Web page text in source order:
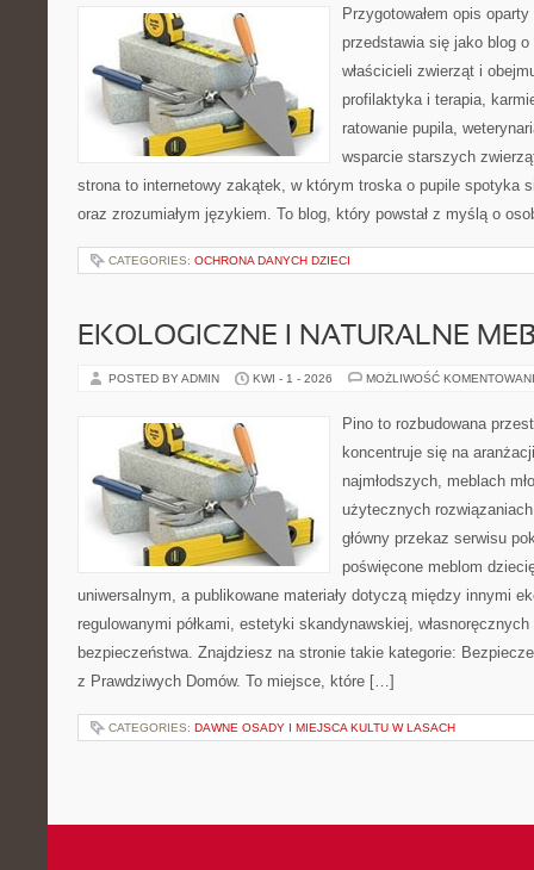
Przygotowałem opis
przedstawia się jako blog
właścicieli zwierząt i
profilaktyka i terapia,
ratowanie pupila,
wsparcie starszych
strona to internetowy zakątek, w którym troska o pupile spotyka
oraz zrozumiałym językiem. To blog, który powstał z myślą o
CATEGORIES: OCHRONA DANYCH DZIECI
EKOLOGICZNE I NATURALNE
POSTED BY ADMIN KWI - 1 - 2026 MOŻLIWOŚĆ
Pino to rozbudowana
koncentruje się na
najmłodszych, meblach
użytecznych
główny przekaz serwisu
poświęcone meblom
uniwersalnym, a publikowane materiały dotyczą między innymi
regulowanymi półkami, estetyki skandynawskiej,
bezpieczeństwa. Znajdziesz na stronie takie kategorie:
z Prawdziwych Domów. To miejsce, które […]
CATEGORIES: DAWNE OSADY I MIEJSCA KULTU W LASACH